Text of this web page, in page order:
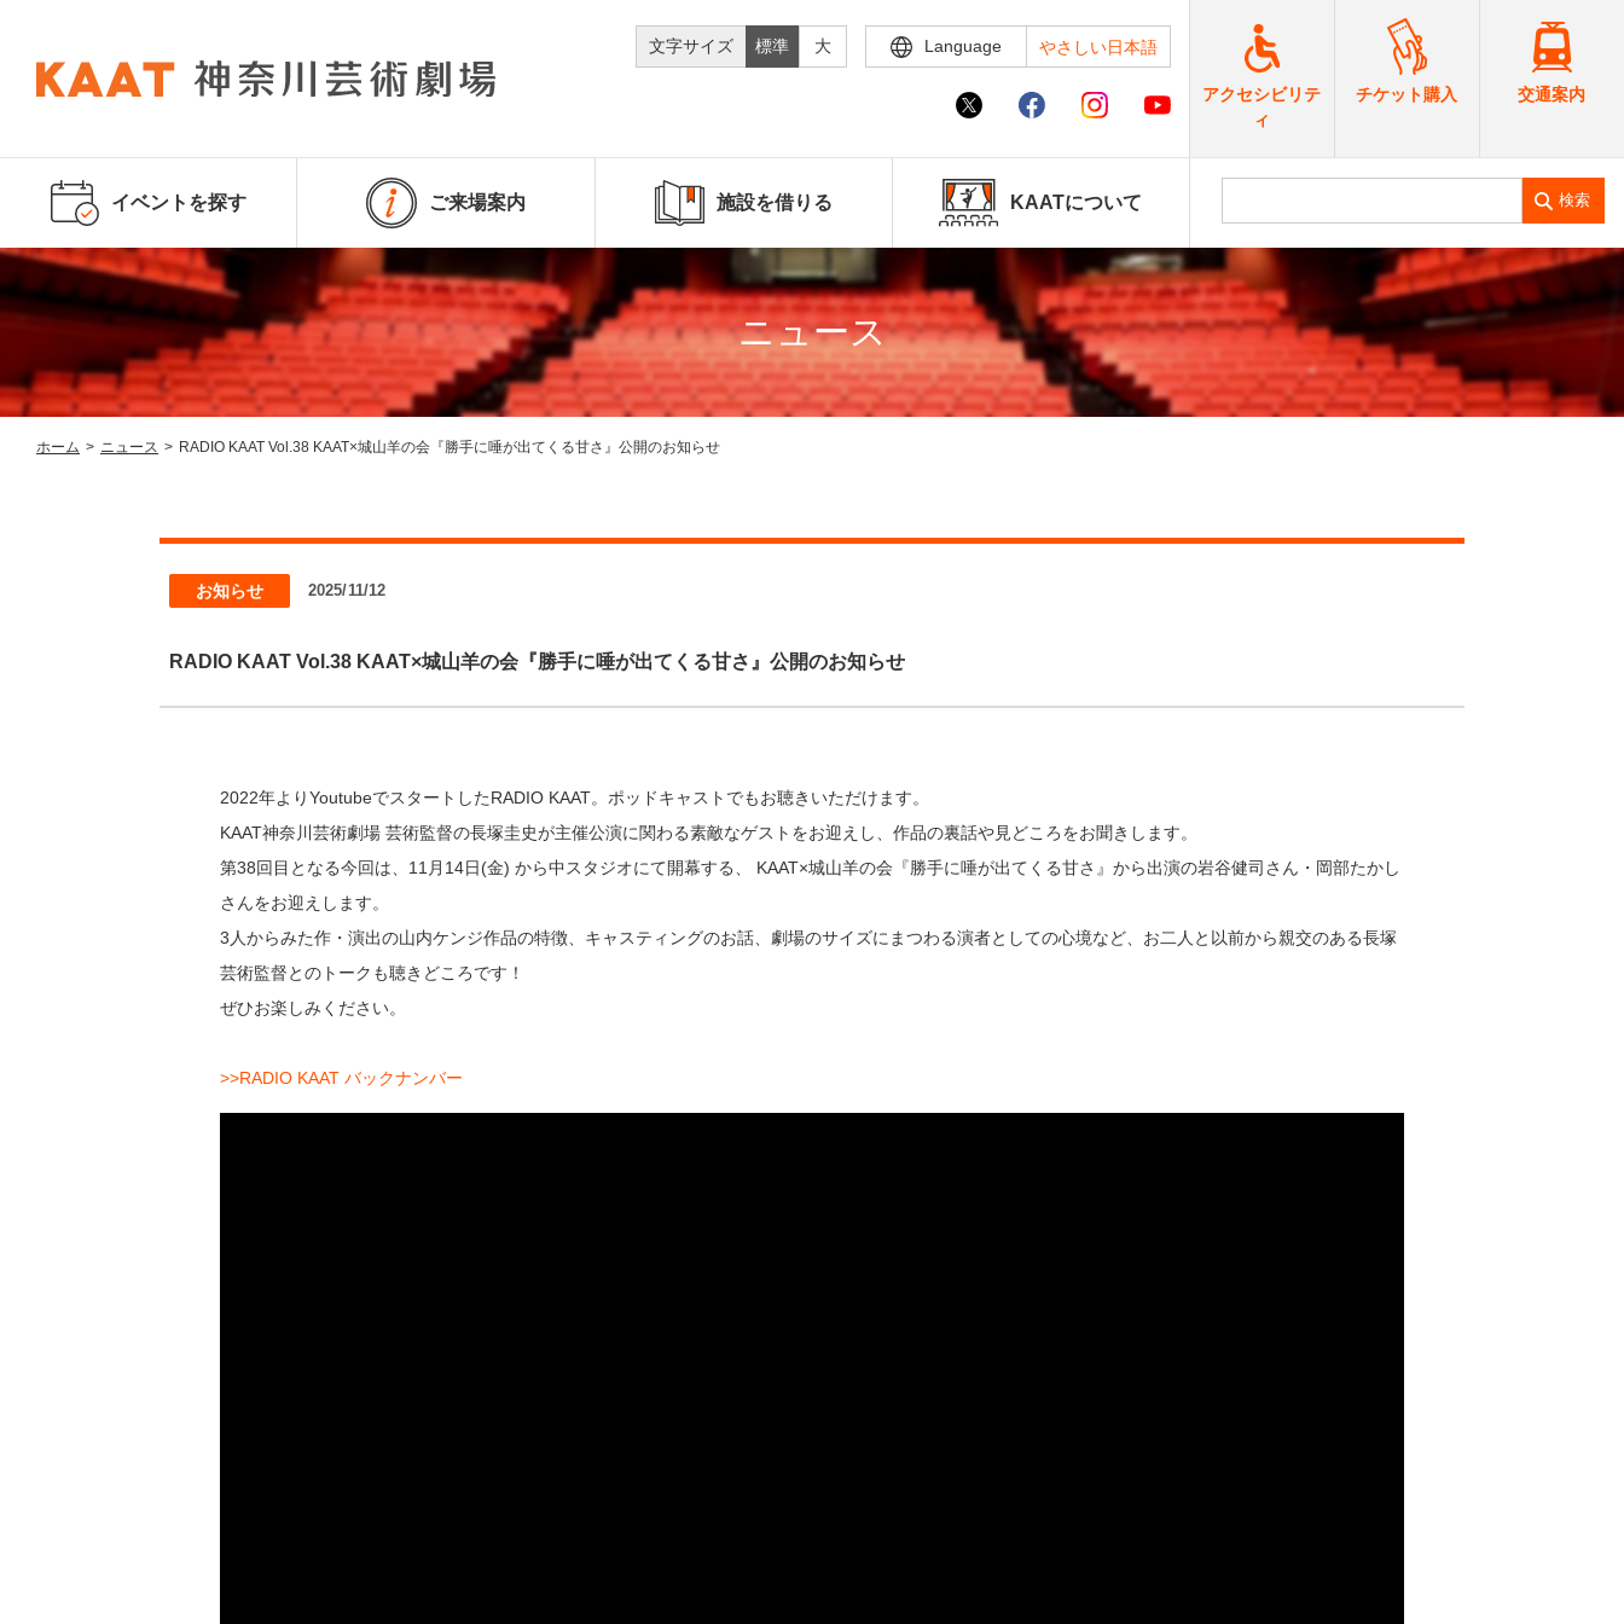
文字サイズ 標準 大 Language やさしい日本語
アクセシビリテ
ィ
チケット購入 交通案内
イベントを探す ご来場案内 施設を借りる KAATについて 検索
ニュース
ホーム > ニュース > RADIO KAAT Vol.38 KAAT×城山羊の会『勝手に唾が出てくる甘さ』公開のお知らせ
お知らせ 2025/11/12
RADIO KAAT Vol.38 KAAT×城山羊の会『勝手に唾が出てくる甘さ』公開のお知らせ
2022年よりYoutubeでスタートしたRADIO KAAT。ポッドキャストでもお聴きいただけます。
KAAT神奈川芸術劇場 芸術監督の長塚圭史が主催公演に関わる素敵なゲストをお迎えし、作品の裏話や見どころをお聞きします。
第38回目となる今回は、11月14日(金) から中スタジオにて開幕する、 KAAT×城山羊の会『勝手に唾が出てくる甘さ』から出演の岩谷健司さん・岡部たかし
さんをお迎えします。
3人からみた作・演出の山内ケンジ作品の特徴、キャスティングのお話、劇場のサイズにまつわる演者としての心境など、お二人と以前から親交のある長塚
芸術監督とのトークも聴きどころです！
ぜひお楽しみください。
>>RADIO KAAT バックナンバー